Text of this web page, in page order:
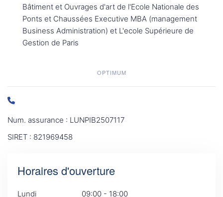
Bâtiment et Ouvrages d'art de l'Ecole Nationale des
Ponts et Chaussées Executive MBA (management
Business Administration) et L'ecole Supérieure de
Gestion de Paris
OPTIMUM
Num. assurance : LUNPIB2507117
SIRET : 821969458
Horaires d'ouverture
Lundi
09:00 - 18:00